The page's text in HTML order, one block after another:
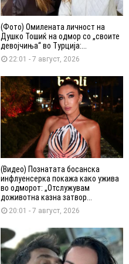
(Фото) Омилената личност на
Душко Тошиќ на одмор со „своите
девојчиња“ во Турција:...
22:01 - 7 август, 2026
(Видео) Познатата босанска
инфлуенсерка покажа како ужива
во одморот: „Отслужувам
доживотна казна затвор...
20:01 - 7 август, 2026